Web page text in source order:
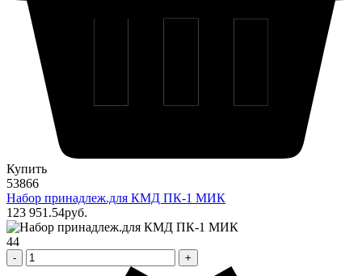
Купить
53866
Набор принадлеж.для КМД ПК-1 МИК
123 951.54pуб.
44